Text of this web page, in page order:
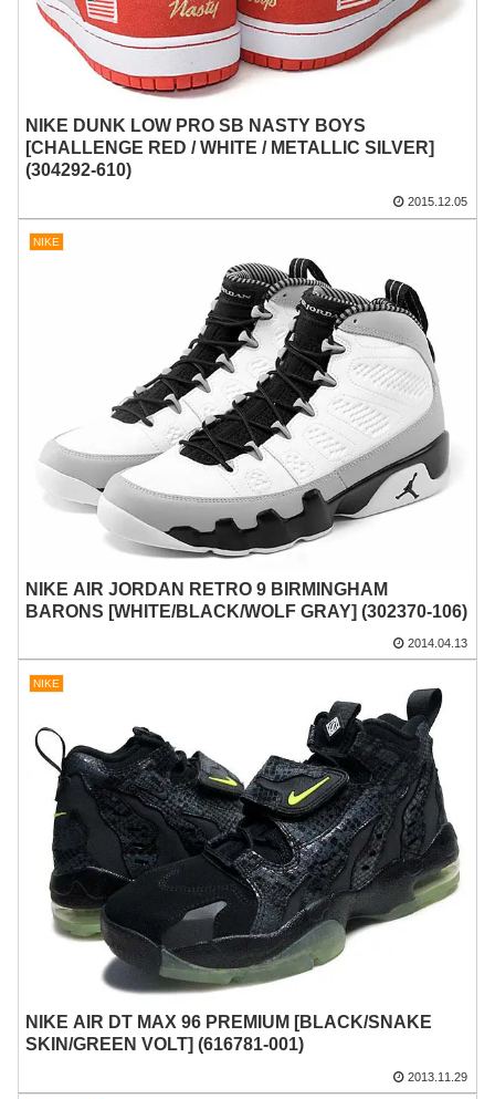
NIKE DUNK LOW PRO SB NASTY BOYS
[CHALLENGE RED / WHITE / METALLIC SILVER]
(304292-610)
2015.12.05
NIKE
NIKE AIR JORDAN RETRO 9 BIRMINGHAM
BARONS [WHITE/BLACK/WOLF GRAY] (302370-106)
2014.04.13
NIKE
NIKE AIR DT MAX 96 PREMIUM [BLACK/SNAKE
SKIN/GREEN VOLT] (616781-001)
2013.11.29